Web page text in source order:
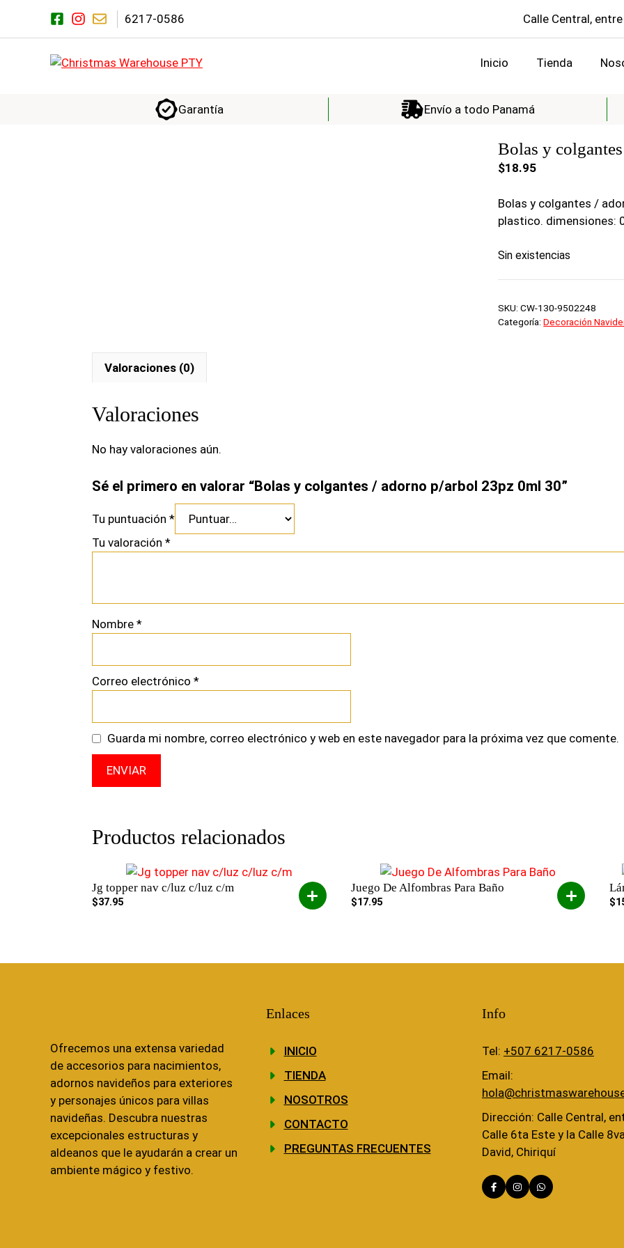
contenido
6217-0586 Calle Central,
Inicio Tienda
Garantía Envío a todo Panamá
Bolas y
$18.95
Bolas y colgantes /
plastico. dimensiones:
Sin existencias
SKU:CW-130-9502248
Categoría:Decoración
Valoraciones (0)
Valoraciones
No hay valoraciones aún.
Sé el primero en valorar “Bolas y colgantes / adorno p/arbol 23pz 0ml 30”
Tu puntuación *
Tu valoración *
Nombre *
Correo electrónico *
Guarda mi nombre, correo electrónico y web en este navegador para la próxima vez que comente.
Productos relacionados
Jg topper nav c/luz c/luz c/m
$37.95
Juego De Alfombras Para Baño
$17.95 $
Ofrecemos una extensa variedad
de accesorios para nacimientos,
adornos navideños para exteriores
y personajes únicos para villas
navideñas. Descubra nuestras
excepcionales estructuras y
aldeanos que le ayudarán a crear un
ambiente mágico y festivo.
Enlaces
INICIO
TIENDA
NOSOTROS
CONTACTO
PREGUNTAS FRECUENTES
Info
Tel: +507 6217-0586
Email:
Dirección: Calle Central,
Calle 6ta Este y la Calle
David, Chiriquí